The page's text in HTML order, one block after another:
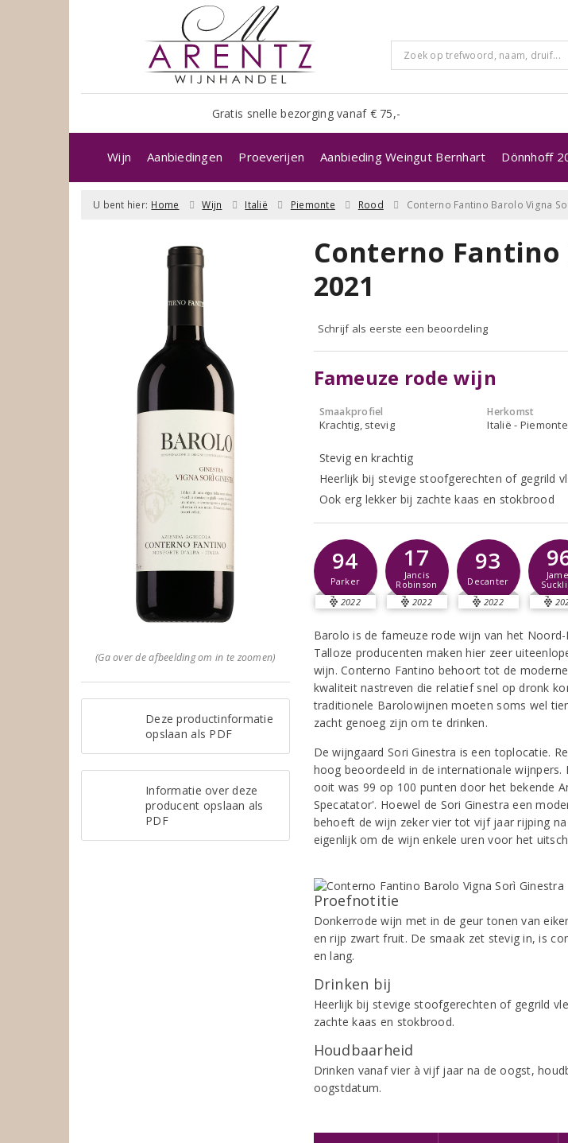
Gratis snelle bezorging vanaf € 75,-
Wijn Aanbiedingen Proeverijen Aanbieding Weingut Bernhart Dönnhoff
U bent hier: Home Wijn Italië Piemonte Rood Conterno Fantino Barolo Vigna
(Ga over de afbeelding om in te zoomen)
Deze productinformatie
opslaan als PDF
Informatie over deze
producent opslaan als
PDF
Conterno
2021
Schrijf als eerste een beoordeling
Fameuze rode wijn
Smaakprofiel
Krachtig, stevig
Herkomst
Italië - Piemonte
Stevig en krachtig
Heerlijk bij stevige stoofgerechten of gegrild
Ook erg lekker bij zachte kaas en stokbrood
94
Parker
2022
17
Jancis
Robinson
2022
93
Decanter
2022
Barolo is de fameuze rode wijn van het
Talloze producenten maken hier zeer
wijn. Conterno Fantino behoort tot de
kwaliteit nastreven die relatief snel op dronk
traditionele Barolowijnen moeten soms wel
zacht genoeg zijn om te drinken.
De wijngaard Sori Ginestra is een toplocatie.
hoog beoordeeld in de internationale wijnpers.
ooit was 99 op 100 punten door het bekende
Specatator'. Hoewel de Sori Ginestra een
behoeft de wijn zeker vier tot vijf jaar rijping
eigenlijk om de wijn enkele uren voor het
Proefnotitie
Donkerrode wijn met in de geur tonen van
en rijp zwart fruit. De smaak zet stevig in, is
en lang.
Drinken bij
Heerlijk bij stevige stoofgerechten of gegrild
zachte kaas en stokbrood.
Houdbaarheid
Drinken vanaf vier à vijf jaar na de oogst,
oogstdatum.